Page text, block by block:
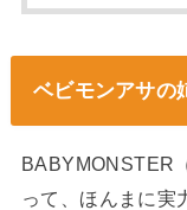
ベビモンアサの
BABYMONSTER
って、ほんまに実